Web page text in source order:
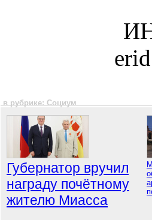
в рубрике: Социум
Губернатор вручил
награду почётному
жителю Миасса